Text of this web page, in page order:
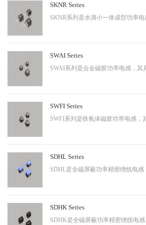
SKNR Series
SWAI Series
SWFI Series
SDHL Series
SDHK Series